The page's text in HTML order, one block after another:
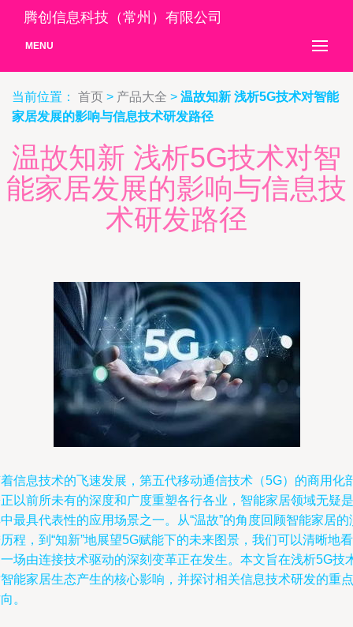
腾创信息科技（常州）有限公司
MENU
当前位置： 首页 > 产品大全 > 温故知新 浅析5G技术对智能
家居发展的影响与信息技术研发路径
温故知新 浅析5G技术对智
能家居发展的影响与信息技
术研发路径
信息技术的飞速发展，第五代移动通信技术（5G）的商用化
以前所未有的深度和广度重塑各行各业，智能家居领域无疑是
最具代表性的应用场景之一。从“温故”的角度回顾智能家居的
程，到“知新”地展望5G赋能下的未来图景，我们可以清晰地看
场由连接技术驱动的深刻变革正在发生。本文旨在浅析5G技
能家居生态产生的核心影响，并探讨相关信息技术研发的重点
。